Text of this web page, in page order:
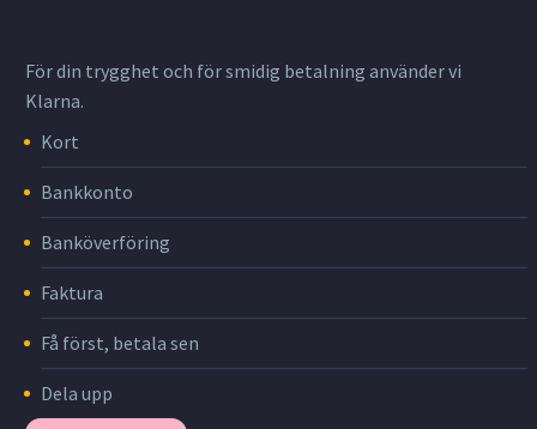
För din trygghet och för smidig betalning använder vi
Klarna.
Kort
Bankkonto
Banköverföring
Faktura
Få först, betala sen
Dela upp